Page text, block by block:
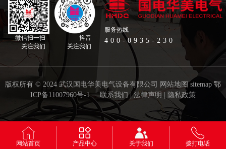
微信扫一扫
关注我们
抖音
关注我们
服务热线
400-0935-230
版权所有 © 2024 武汉国电华美电气设备有限公司 网站地图 sitemap 鄂
ICP备11007960号-1
联系我们|法律声明 | 隐私政策
网站首页 产品中心 关于我们 拨打电话